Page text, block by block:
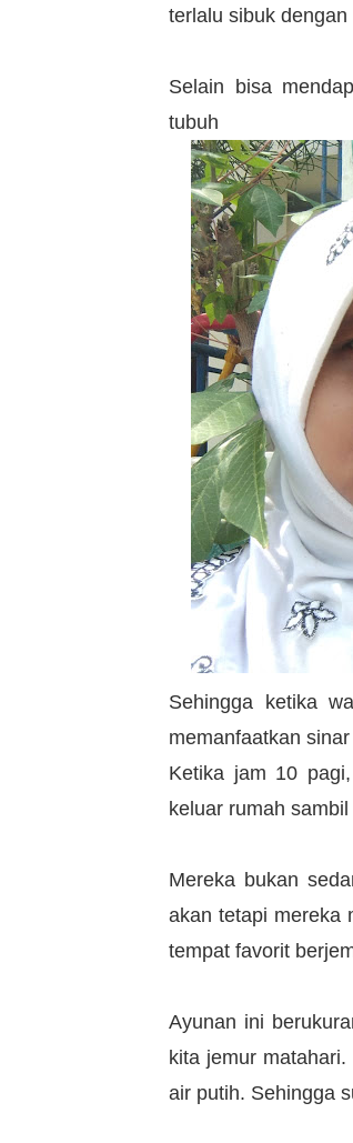
terlalu sibuk
Selain bisa
tubuh
Sehingga ketika
memanfaatkan
Ketika jam 10
keluar rumah
Mereka bukan
akan tetapi mereka
tempat favorit
Ayunan ini
kita jemur
air putih. Sehingga